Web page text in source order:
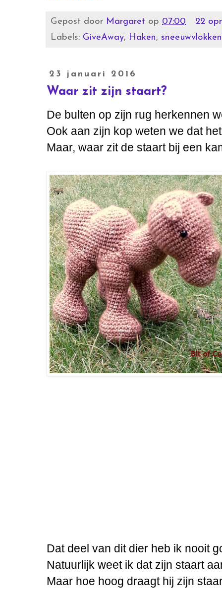
Gepost door Margaret op 07:00
22
Labels: GiveAway, Haken, sneeuwvlokken
23 januari 2016
Waar zit zijn staart?
De bulten op zijn rug herkennen
Ook aan zijn kop weten we dat
Maar, waar zit de staart bij een
Dat deel van dit dier heb ik nooit
Natuurlijk weet ik dat zijn staart
Maar hoe hoog draagt hij zijn